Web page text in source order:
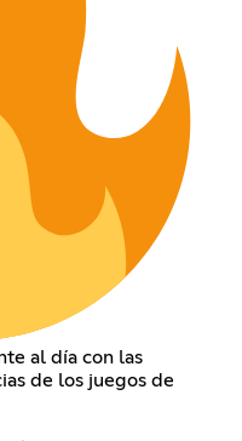
al día con las
de los juegos de